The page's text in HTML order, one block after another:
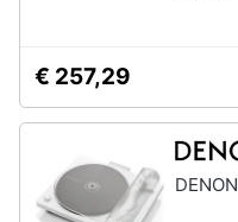
€ 257,29